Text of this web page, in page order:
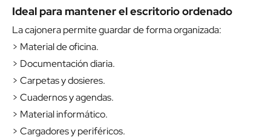
Ideal para mantener el escritorio ordenado
La cajonera permite guardar de forma organizada:
> Material de oficina.
> Documentación diaria.
> Carpetas y dosieres.
> Cuadernos y agendas.
> Material informático.
> Cargadores y periféricos.